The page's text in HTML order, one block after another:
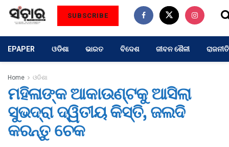
SUBSCRIBE
EPAPER ଓଡିଶା ଭାରତ ବିଦେଶ ଜୀବନ ଶୈଳୀ ରାଜନୀତି
Home ଓଡିଶା
ମହିଳାଙ୍କ ଆକାଉଣ୍ଟକୁ ଆସିଲା
ସୁଭଦ୍ରା ଦ୍ୱିତୀୟ କିସ୍ତି, ଜଲଦି
କରନ୍ତୁ ଚେକ